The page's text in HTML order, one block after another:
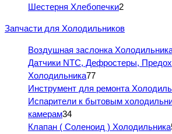
Шестерня Хлебопечки2
Запчасти для Холодильников
Воздушная заслонка
Датчики NTC, Дефростеры,
Холодильника77
Инструмент для ремонта
Испарители к бытовым
камерам34
Клапан ( Соленоид ) Холодильника